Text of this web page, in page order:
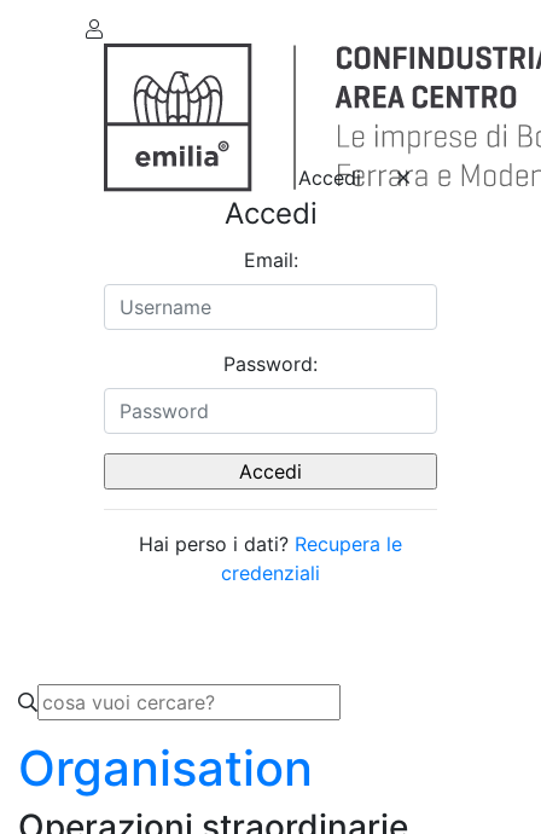
Accedi
Accedi
Email:
Password:
Hai perso i dati? Recupera le
credenziali
Organisation